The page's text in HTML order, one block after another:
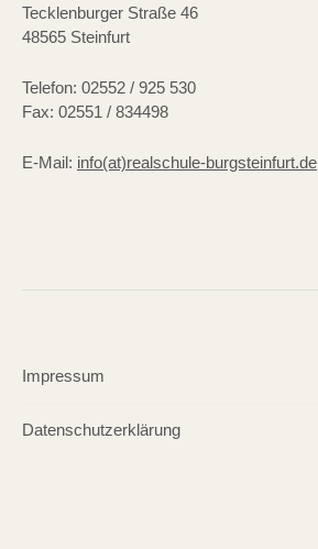
Tecklenburger Straße 46
48565 Steinfurt
Telefon: 02552 / 925 530
Fax: 02551 / 834498
E-Mail: info(at)realschule-burgsteinfurt.de
Impressum
Datenschutzerklärung